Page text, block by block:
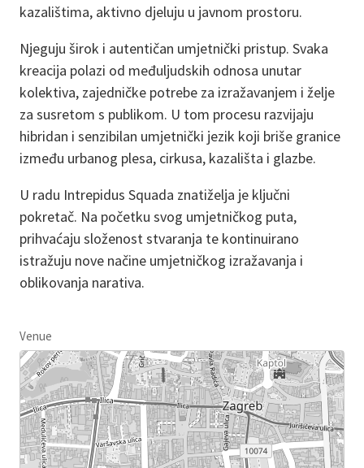
kazalištima, aktivno djeluju u javnom prostoru.
Njeguju širok i autentičan umjetnički pristup. Svaka
kreacija polazi od međuljudskih odnosa unutar
kolektiva, zajedničke potrebe za izražavanjem i želje
za susretom s publikom. U tom procesu razvijaju
hibridan i senzibilan umjetnički jezik koji briše granice
između urbanog plesa, cirkusa, kazališta i glazbe.
U radu Intrepidus Squada znatiželja je ključni
pokretač. Na početku svog umjetničkog puta,
prihvaćaju složenost stvaranja te kontinuirano
istražuju nove načine umjetničkog izražavanja i
oblikovanja narativa.
Venue